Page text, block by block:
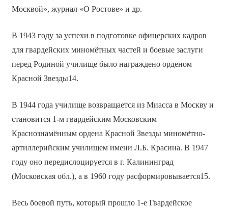
Москвой», журнал «О Ростове» и др.
В 1943 году за успехи в подготовке офицерских кадров
для гвардейских миномётных частей и боевые заслуги
перед Родиной училище было награждено орденом
Красной Звезды14.
В 1944 года училище возвращается из Миасса в Москву и
становится 1-м гвардейским Московским
Краснознамённым ордена Красной Звезды миномётно-
артиллерийским училищем имени Л.Б. Красина. В 1947
году оно передислоцируется в г. Калининград
(Московская обл.), а в 1960 году расформировывается15.
Весь боевой путь, который прошло 1-е Гвардейское